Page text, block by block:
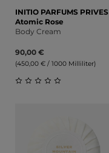
INITIO PARFUMS PRIVES
Atomic Rose
Body Cream
90,00 €
(450,00 € / 1000 Milliliter)